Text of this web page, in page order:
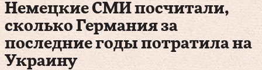
Немецкие СМИ посчитали,
сколько Германия за
последние годы потратила на
Украину